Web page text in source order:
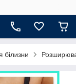
білизни